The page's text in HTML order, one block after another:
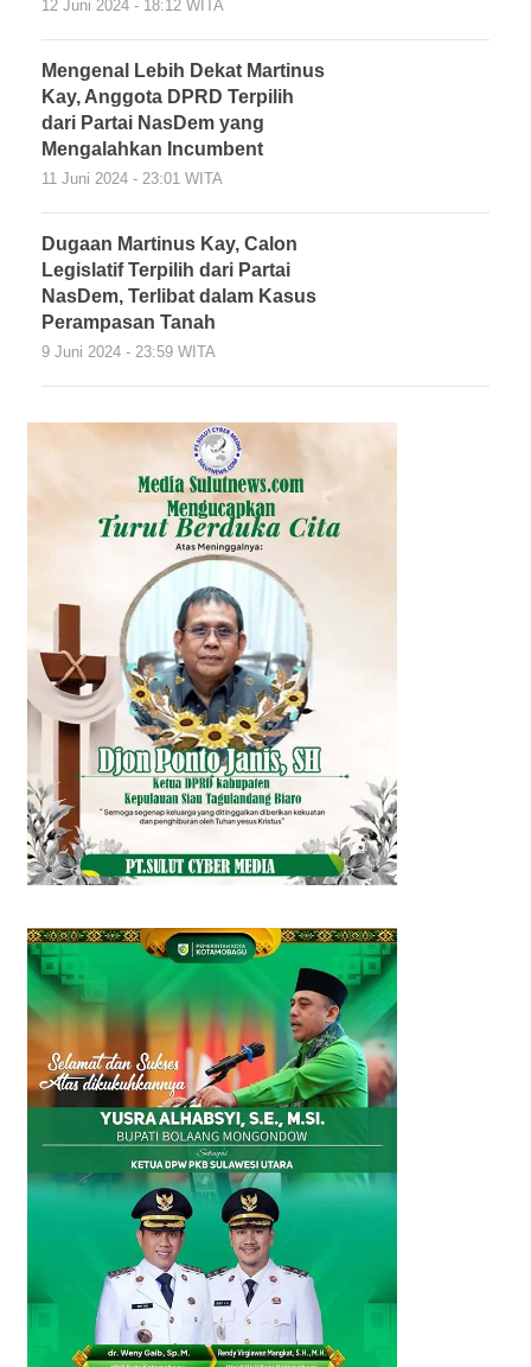
12 Juni 2024 - 18:12 WITA
Mengenal Lebih Dekat Martinus
Kay, Anggota DPRD Terpilih
dari Partai NasDem yang
Mengalahkan Incumbent
11 Juni 2024 - 23:01 WITA
Dugaan Martinus Kay, Calon
Legislatif Terpilih dari Partai
NasDem, Terlibat dalam Kasus
Perampasan Tanah
9 Juni 2024 - 23:59 WITA